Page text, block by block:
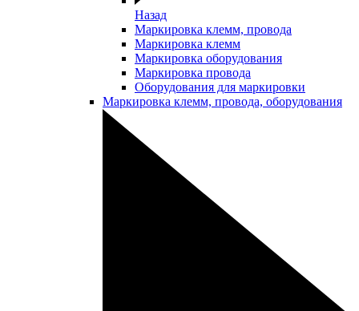
Назад
Маркировка клемм, провода
Маркировка клемм
Маркировка оборудования
Маркировка провода
Оборудования для маркировки
Маркировка клемм, провода, оборудования